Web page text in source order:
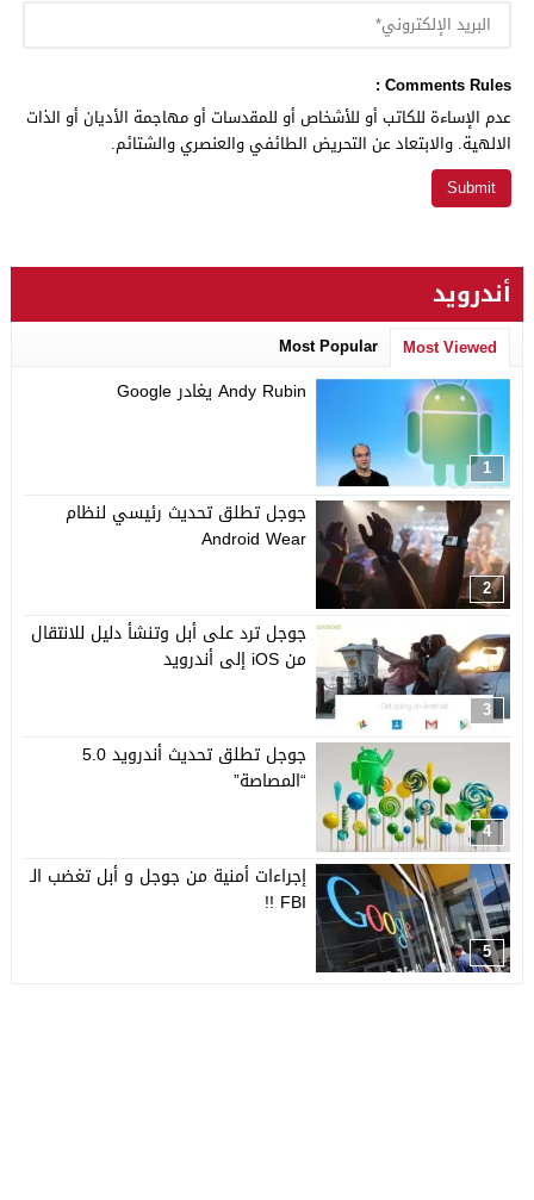
Comments Rules :
عدم الإساءة للكاتب أو للأشخاص أو للمقدسات أو مهاجمة الأديان أو الذات
الالهية. والابتعاد عن التحريض الطائفي والعنصري والشتائم.
أندرويد
Most Viewed
Most Popular
1
Andy Rubin يغادر Google
2
جوجل تطلق تحديث رئيسي لنظام
Android Wear
3
جوجل ترد على أبل وتنشأ دليل للانتقال
من iOS إلى أندرويد
4
جوجل تطلق تحديث أندرويد 5.0
“المصاصة”
5
إجراءات أمنية من جوجل و أبل تغضب الـ
FBI !!